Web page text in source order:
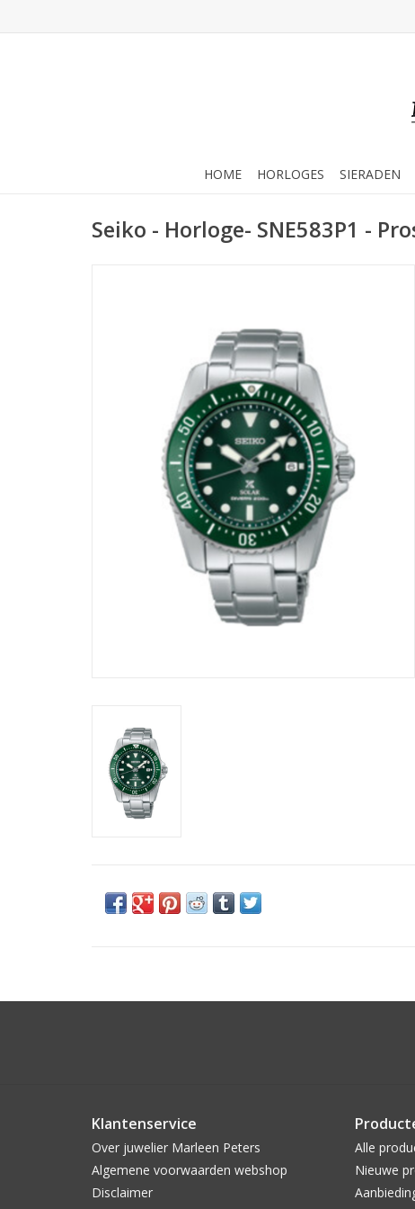
HOME HORLOGES SIERADEN
Seiko - Horloge- SNE583P1 -
Klantenservice
Over juwelier Marleen Peters
Algemene voorwaarden webshop
Disclaimer
Alle
Nieuwe